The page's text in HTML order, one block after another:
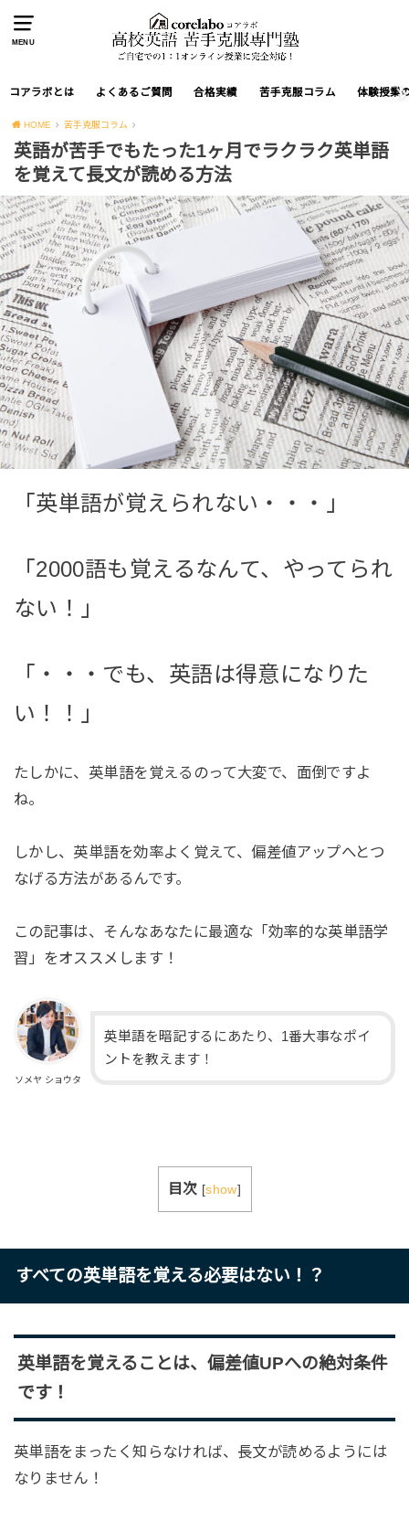
MENU
コアラボとは よくあるご質問 合格実績 苦手克服コラム 体験授業
HOME 苦手克服コラム
英語が苦手でもたった1ヶ月でラクラク英単語
を覚えて長文が読める方法
「英単語が覚えられない・・・」
「2000語も覚えるなんて、やってられ
ない！」
「・・・でも、英語は得意になりた
い！！」
たしかに、英単語を覚えるのって大変で、面倒ですよ
ね。
しかし、英単語を効率よく覚えて、偏差値アップへとつ
なげる方法があるんです。
この記事は、そんなあなたに最適な「効率的な英単語学
習」をオススメします！
ソメヤ ショウタ
英単語を暗記するにあたり、1番大事なポイ
ントを教えます！
目次 [show]
すべての英単語を覚える必要はない！？
英単語を覚えることは、偏差値UPへの絶対条件
です！
英単語をまったく知らなければ、長文が読めるようには
なりません！